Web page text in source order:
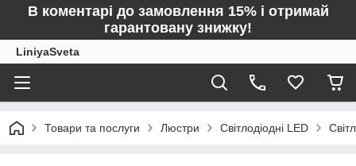
В коментарі до замовлення 15% і отримай
гарантовану знижку!
LiniyaSveta
Товари та послуги Люстри Світлодіодні LED